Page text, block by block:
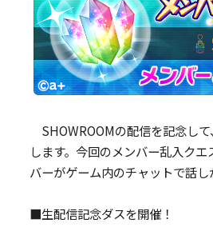
SHOWROOMの配信を記念し
します。今回のメンバー乱入ク
バーがゲーム内のチャットで話
■生配信記念ダスを開催！